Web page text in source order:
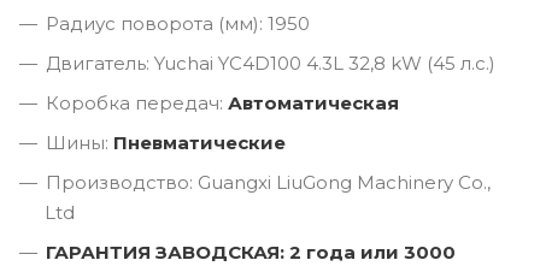
Радиус поворота (мм): 1950
Двигатель: Yuchai YC4D100 4.3L 32,8 kW (45 л.с.)
Коробка передач: Автоматическая
Шины: Пневматические
Производство: Guangxi LiuGong Machinery Co.,
Ltd
ГАРАНТИЯ ЗАВОДСКАЯ: 2 года или 3000